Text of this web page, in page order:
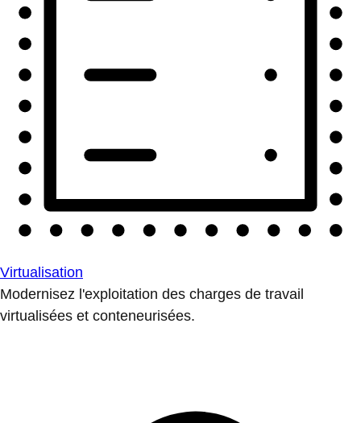
Virtualisation
Modernisez l'exploitation des charges de travail
virtualisées et conteneurisées.